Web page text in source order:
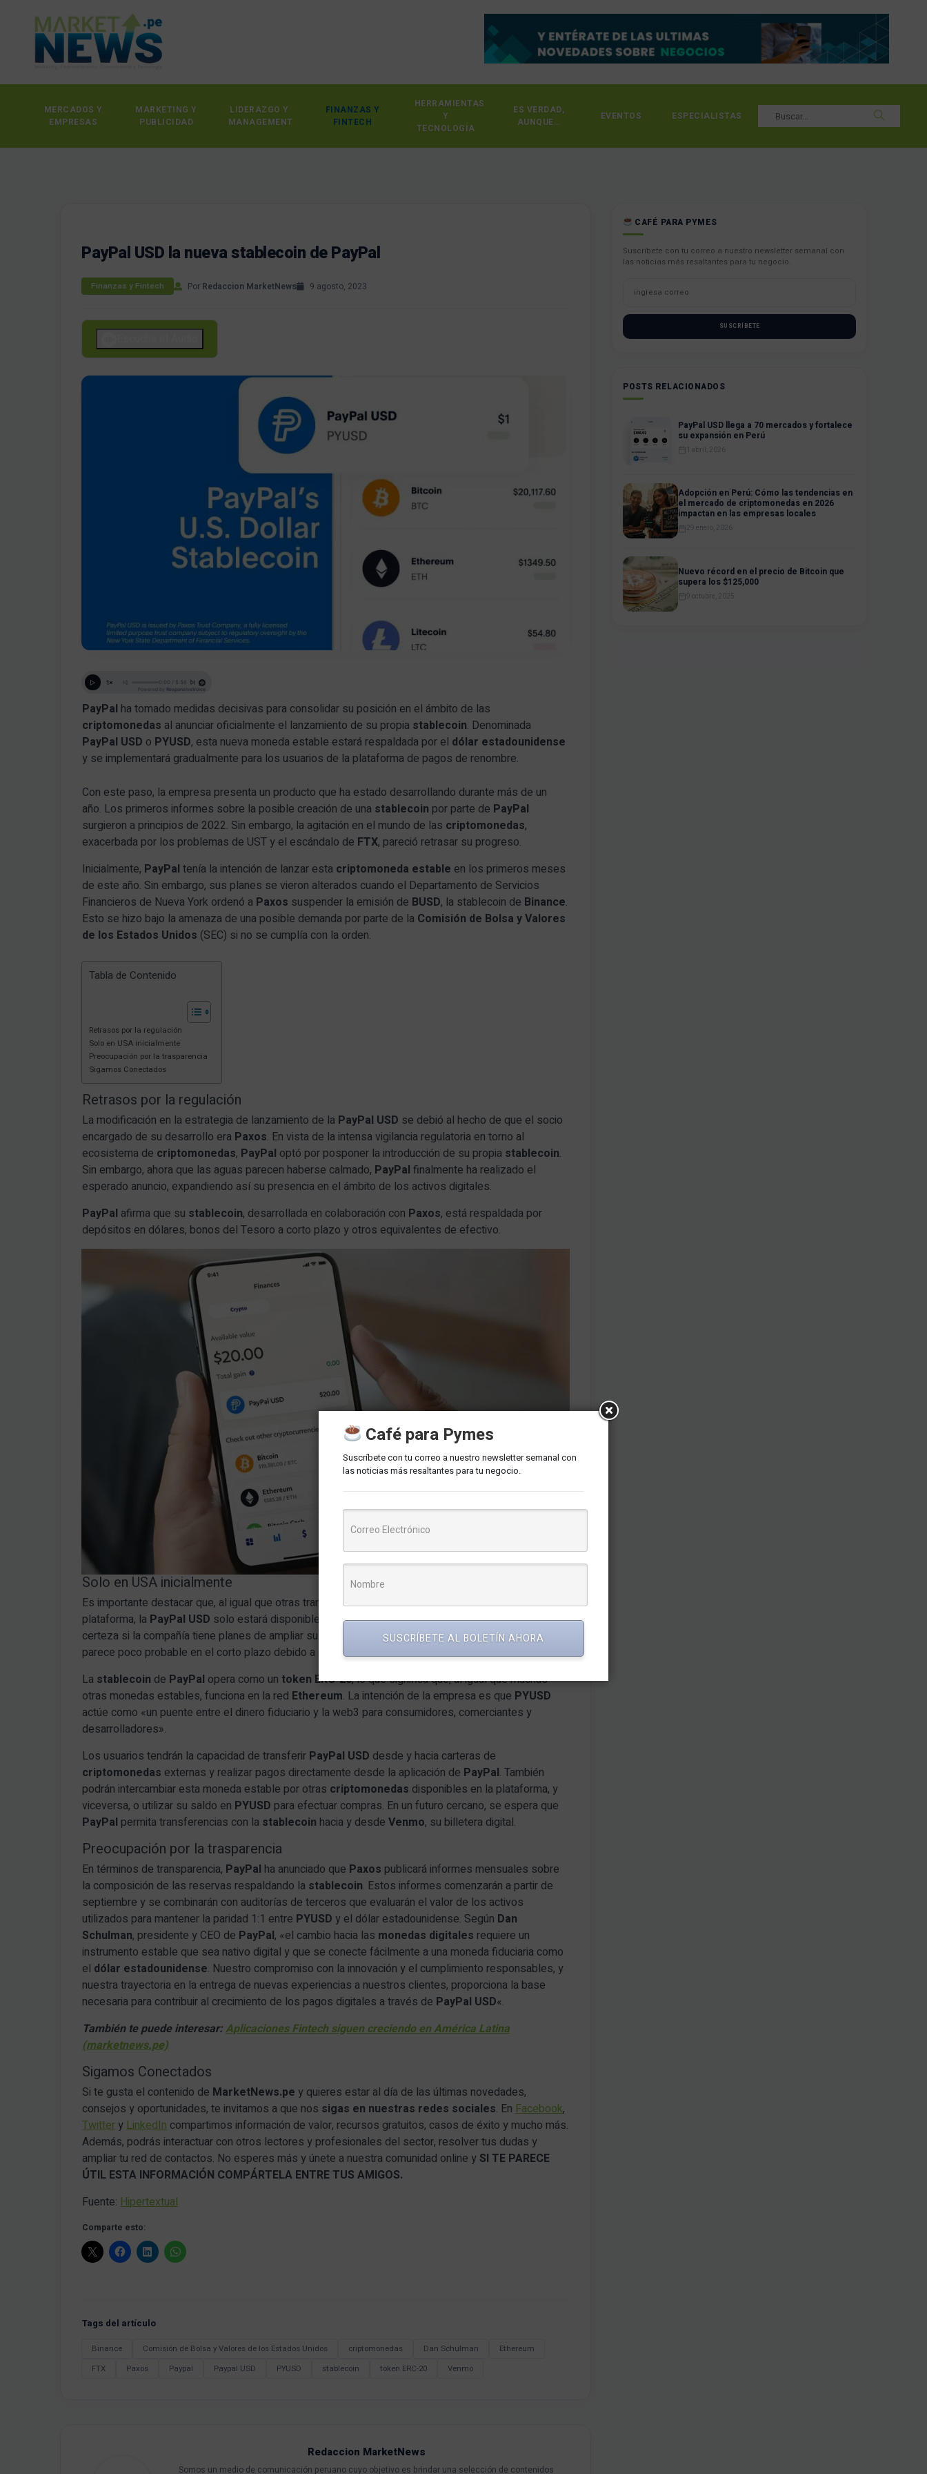
MERCADOS Y
EMPRESAS
MARKETING Y
PUBLICIDAD
LIDERAZGO Y
MANAGEMENT
FINANZAS Y
FINTECH
HERRAMIENTAS
Y
TECNOLOGÍA
ES VERDAD,
AUNQUE…
EVENTOS ESPECIALISTAS
PayPal USD la nueva stablecoin de PayPal
Finanzas y Fintech Por Redaccion MarketNews 9 agosto, 2023
PayPal ha tomado medidas decisivas para consolidar su posición en el ámbito de las
criptomonedas al anunciar oficialmente el lanzamiento de su propia stablecoin. Denominada
PayPal USD o PYUSD, esta nueva moneda estable estará respaldada por el dólar estadounidense
y se implementará gradualmente para los usuarios de la plataforma de pagos de renombre.
Con este paso, la empresa presenta un producto que ha estado desarrollando durante más de un
año. Los primeros informes sobre la posible creación de una stablecoin por parte de PayPal
surgieron a principios de 2022. Sin embargo, la agitación en el mundo de las criptomonedas,
exacerbada por los problemas de UST y el escándalo de FTX, pareció retrasar su progreso.
Inicialmente, PayPal tenía la intención de lanzar esta criptomoneda estable en los primeros meses
de este año. Sin embargo, sus planes se vieron alterados cuando el Departamento de Servicios
Financieros de Nueva York ordenó a Paxos suspender la emisión de BUSD, la stablecoin de Binance.
Esto se hizo bajo la amenaza de una posible demanda por parte de la Comisión de Bolsa y Valores
de los Estados Unidos (SEC) si no se cumplía con la orden.
Tabla de Contenido
Retrasos por la regulación
Solo en USA inicialmente
Preocupación por la trasparencia
Sigamos Conectados
Retrasos por la regulación
La modificación en la estrategia de lanzamiento de la PayPal USD se debió al hecho de que el socio
encargado de su desarrollo era Paxos. En vista de la intensa vigilancia regulatoria en torno al
ecosistema de criptomonedas, PayPal optó por posponer la introducción de su propia stablecoin.
Sin embargo, ahora que las aguas parecen haberse calmado, PayPal finalmente ha realizado el
esperado anuncio, expandiendo así su presencia en el ámbito de los activos digitales.
PayPal afirma que su stablecoin, desarrollada en colaboración con Paxos, está respaldada por
depósitos en dólares, bonos del Tesoro a corto plazo y otros equivalentes de efectivo.
Solo en USA inicialmente
Es importante destacar que, al igual que otras transacciones relacionadas concriptomonedasen la
plataforma, la PayPal USD solo estará disponible en Estados Unidos. Aunque no se sabe con
certeza si la compañía tiene planes de ampliar su oferta criptográfica a usuarios fuera del país,
parece poco probable en el corto plazo debido a consideraciones regulatorias.
La stablecoin de PayPal opera como un token ERC-20, lo que significa que, al igual que muchas
otras monedas estables, funciona en la red Ethereum. La intención de la empresa es que PYUSD
actúe como «un puente entre el dinero fiduciario y la web3 para consumidores, comerciantes y
desarrolladores».
Los usuarios tendrán la capacidad de transferir PayPal USD desde y hacia carteras de
criptomonedas externas y realizar pagos directamente desde la aplicación de PayPal. También
podrán intercambiar esta moneda estable por otras criptomonedas disponibles en la plataforma, y
viceversa, o utilizar su saldo en PYUSD para efectuar compras. En un futuro cercano, se espera que
PayPal permita transferencias con la stablecoin hacia y desdeVenmo, su billetera digital.
Preocupación por la trasparencia
En términos de transparencia, PayPal ha anunciado que Paxos publicará informes mensuales sobre
la composición de las reservas respaldando la stablecoin. Estos informes comenzarán a partir de
septiembre y se combinarán con auditorías de terceros que evaluarán el valor de los activos
utilizados para mantener la paridad 1:1 entre PYUSD y el dólar estadounidense. Según Dan
Schulman, presidente y CEO de PayPal, «el cambio hacia las monedas digitales requiere un
instrumento estable que sea nativo digital y que se conecte fácilmente a una moneda fiduciaria como
el dólar estadounidense. Nuestro compromiso con la innovación y el cumplimiento responsables, y
nuestra trayectoria en la entrega de nuevas experiencias a nuestros clientes, proporciona la base
necesaria para contribuir al crecimiento de los pagos digitales a través de PayPal USD«.
También te puede interesar:Aplicaciones Fintech siguen creciendo en América Latina
(marketnews.pe)
Sigamos Conectados
Si te gusta el contenido de MarketNews.pe y quieres estar al día de las últimas novedades,
consejos y oportunidades, te invitamos a que nos sigas en nuestras redes sociales. EnFacebook,
Twitter yLinkedIn compartimos información de valor, recursos gratuitos, casos de éxito y mucho más.
Además, podrás interactuar con otros lectores y profesionales del sector, resolver tus dudas y
ampliar tu red de contactos. No esperes más y únete a nuestra comunidad online y SI TE PARECE
ÚTIL ESTA INFORMACIÓN COMPÁRTELA ENTRE TUS AMIGOS.
Fuente:Hipertextual
Comparte esto:
Tags del artículo
Binance Comisión de Bolsa y Valores de los Estados Unidos criptomonedas Dan Schulman
Ethereum
FTX
Paxos Paypal Paypal USD PYUSD stablecoin token ERC-20 Venmo
Redaccion MarketNews
Somos un medio de comunicación peruano cuyo objetivo es brindar una selección de contenidos
CAFÉ PARA PYMES
Suscríbete con tu correo a nuestro newsletter semanal con
las noticias más resaltantes para tu negocio.
SUSCRÍBETE
POSTS RELACIONADOS
PayPal USD llega a 70 mercados y fortalece
su expansión en Perú
1 abril, 2026
Adopción en Perú: Cómo las tendencias en
el mercado de criptomonedas en 2026
impactan en las empresas locales
29 enero, 2026
Nuevo récord en el precio de Bitcoin que
supera los $125,000
9 octubre, 2025
Café para Pymes
Suscríbete con tu correo a nuestro newsletter semanal con
las noticias más resaltantes para tu negocio.
SUSCRÍBETE AL BOLETÍN AHORA